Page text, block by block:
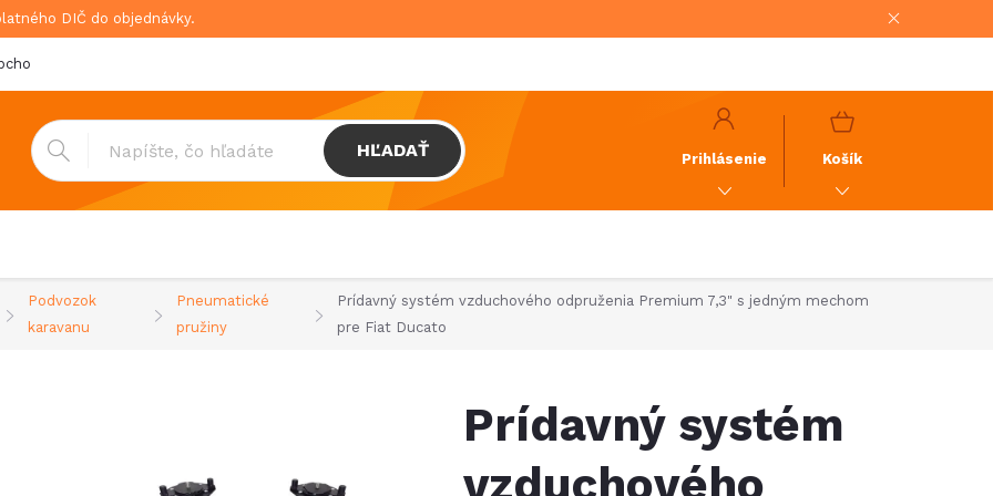
DIČ do objednávky.
podmienky
HĽADAŤ Prihlásenie
NÁKUPNÝ
Košík
Podvozok
karavanu
Pneumatické
pružiny
Prídavný systém vzduchového odpruženia Premium 7,3" s jedným mechom
pre Fiat Ducato
Prídavný systém
vzduchového